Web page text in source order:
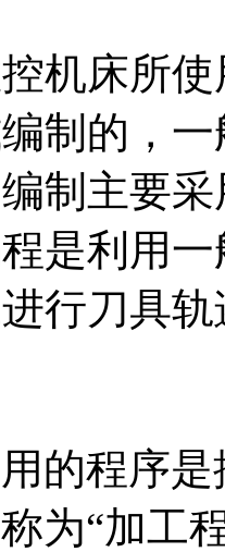
机床所
制的，
制主要
是利用
行刀具
的程序
为“加工